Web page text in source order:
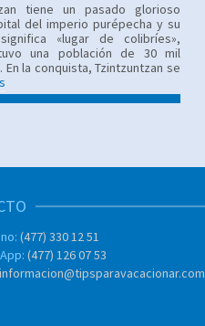
tiene un pasado glorioso
del imperio purépecha y su
«lugar de colibríes»,
una población de 30 mil
En la conquista, Tzintzuntzan se
(477) 330 12 51
(477) 126 07 53
informacion@tipsparavacacionar.com